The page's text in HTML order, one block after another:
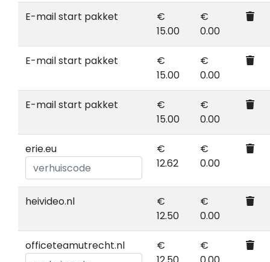
E-mail start pakket
€
15.00
€
0.00
E-mail start pakket
€
15.00
€
0.00
E-mail start pakket
€
15.00
€
0.00
erie.eu
€
12.62
€
0.00
heivideo.nl
€
12.50
€
0.00
officeteamutrecht.nl
€
€